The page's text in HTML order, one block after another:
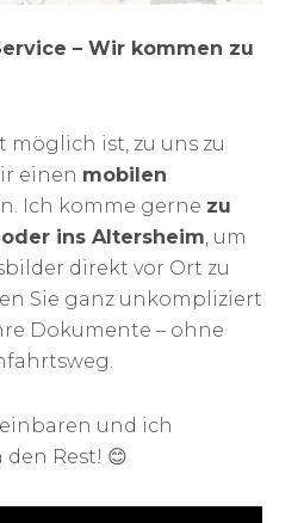
– Wir kommen zu
möglich ist, zu uns zu
einen mobilen
Ich komme gerne zu
ins Altersheim , um
direkt vor Ort zu
Sie ganz unkompliziert
Dokumente – ohne
und ich
Rest! 😊